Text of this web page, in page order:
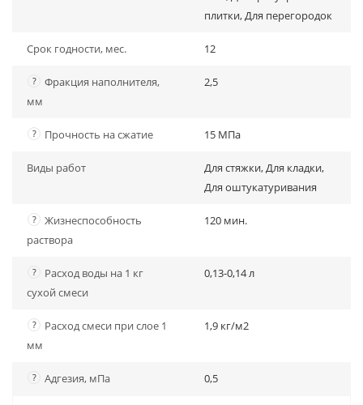
плитки, Для перегородок
Срок годности, мес. 12
?
Фракция наполнителя,
мм
2,5
? Прочность на сжатие 15 МПа
Виды работ
Для стяжки, Для кладки,
Для оштукатуривания
?
Жизнеспособность
раствора
120 мин.
?
Расход воды на 1 кг
сухой смеси
0,13-0,14 л
?
Расход смеси при слое 1
мм
1,9 кг/м2
? Адгезия, мПа 0,5